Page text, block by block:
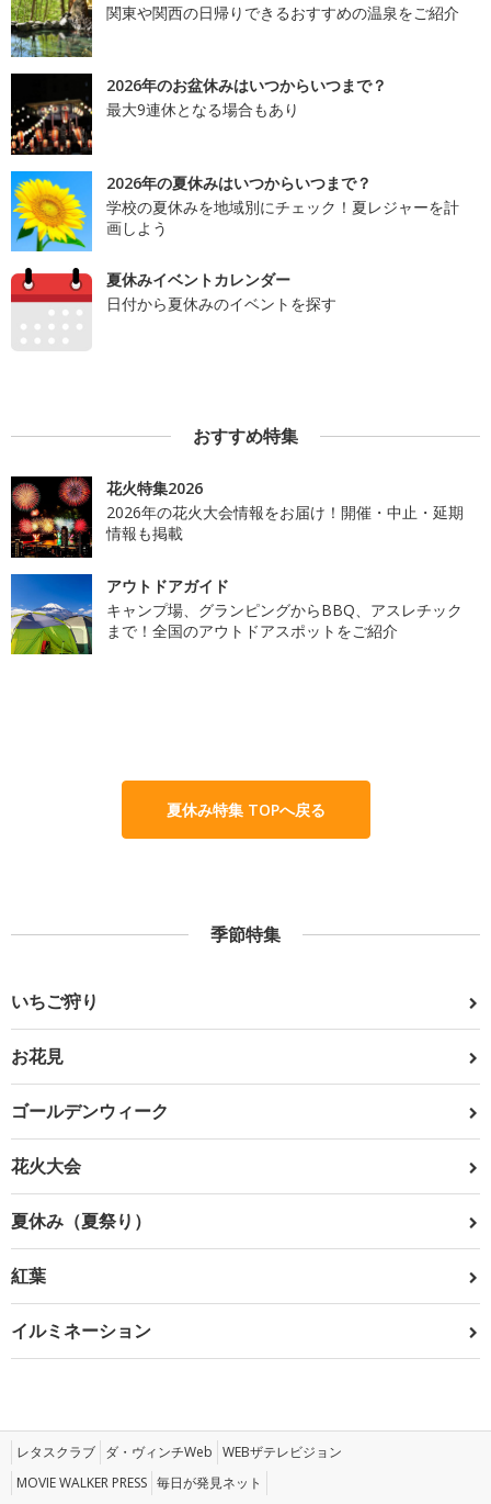
関東や関西の日帰りできるおすすめの温泉をご紹介
2026年のお盆休みはいつからいつまで？
最大9連休となる場合もあり
2026年の夏休みはいつからいつまで？
学校の夏休みを地域別にチェック！夏レジャーを計
画しよう
夏休みイベントカレンダー
日付から夏休みのイベントを探す
おすすめ特集
花火特集2026
2026年の花火大会情報をお届け！開催・中止・延期
情報も掲載
アウトドアガイド
キャンプ場、グランピングからBBQ、アスレチック
まで！全国のアウトドアスポットをご紹介
夏休み特集 TOPへ戻る
季節特集
いちご狩り
お花見
ゴールデンウィーク
花火大会
夏休み（夏祭り）
紅葉
イルミネーション
レタスクラブ ダ・ヴィンチWeb WEBザテレビジョン
MOVIE WALKER PRESS 毎日が発見ネット